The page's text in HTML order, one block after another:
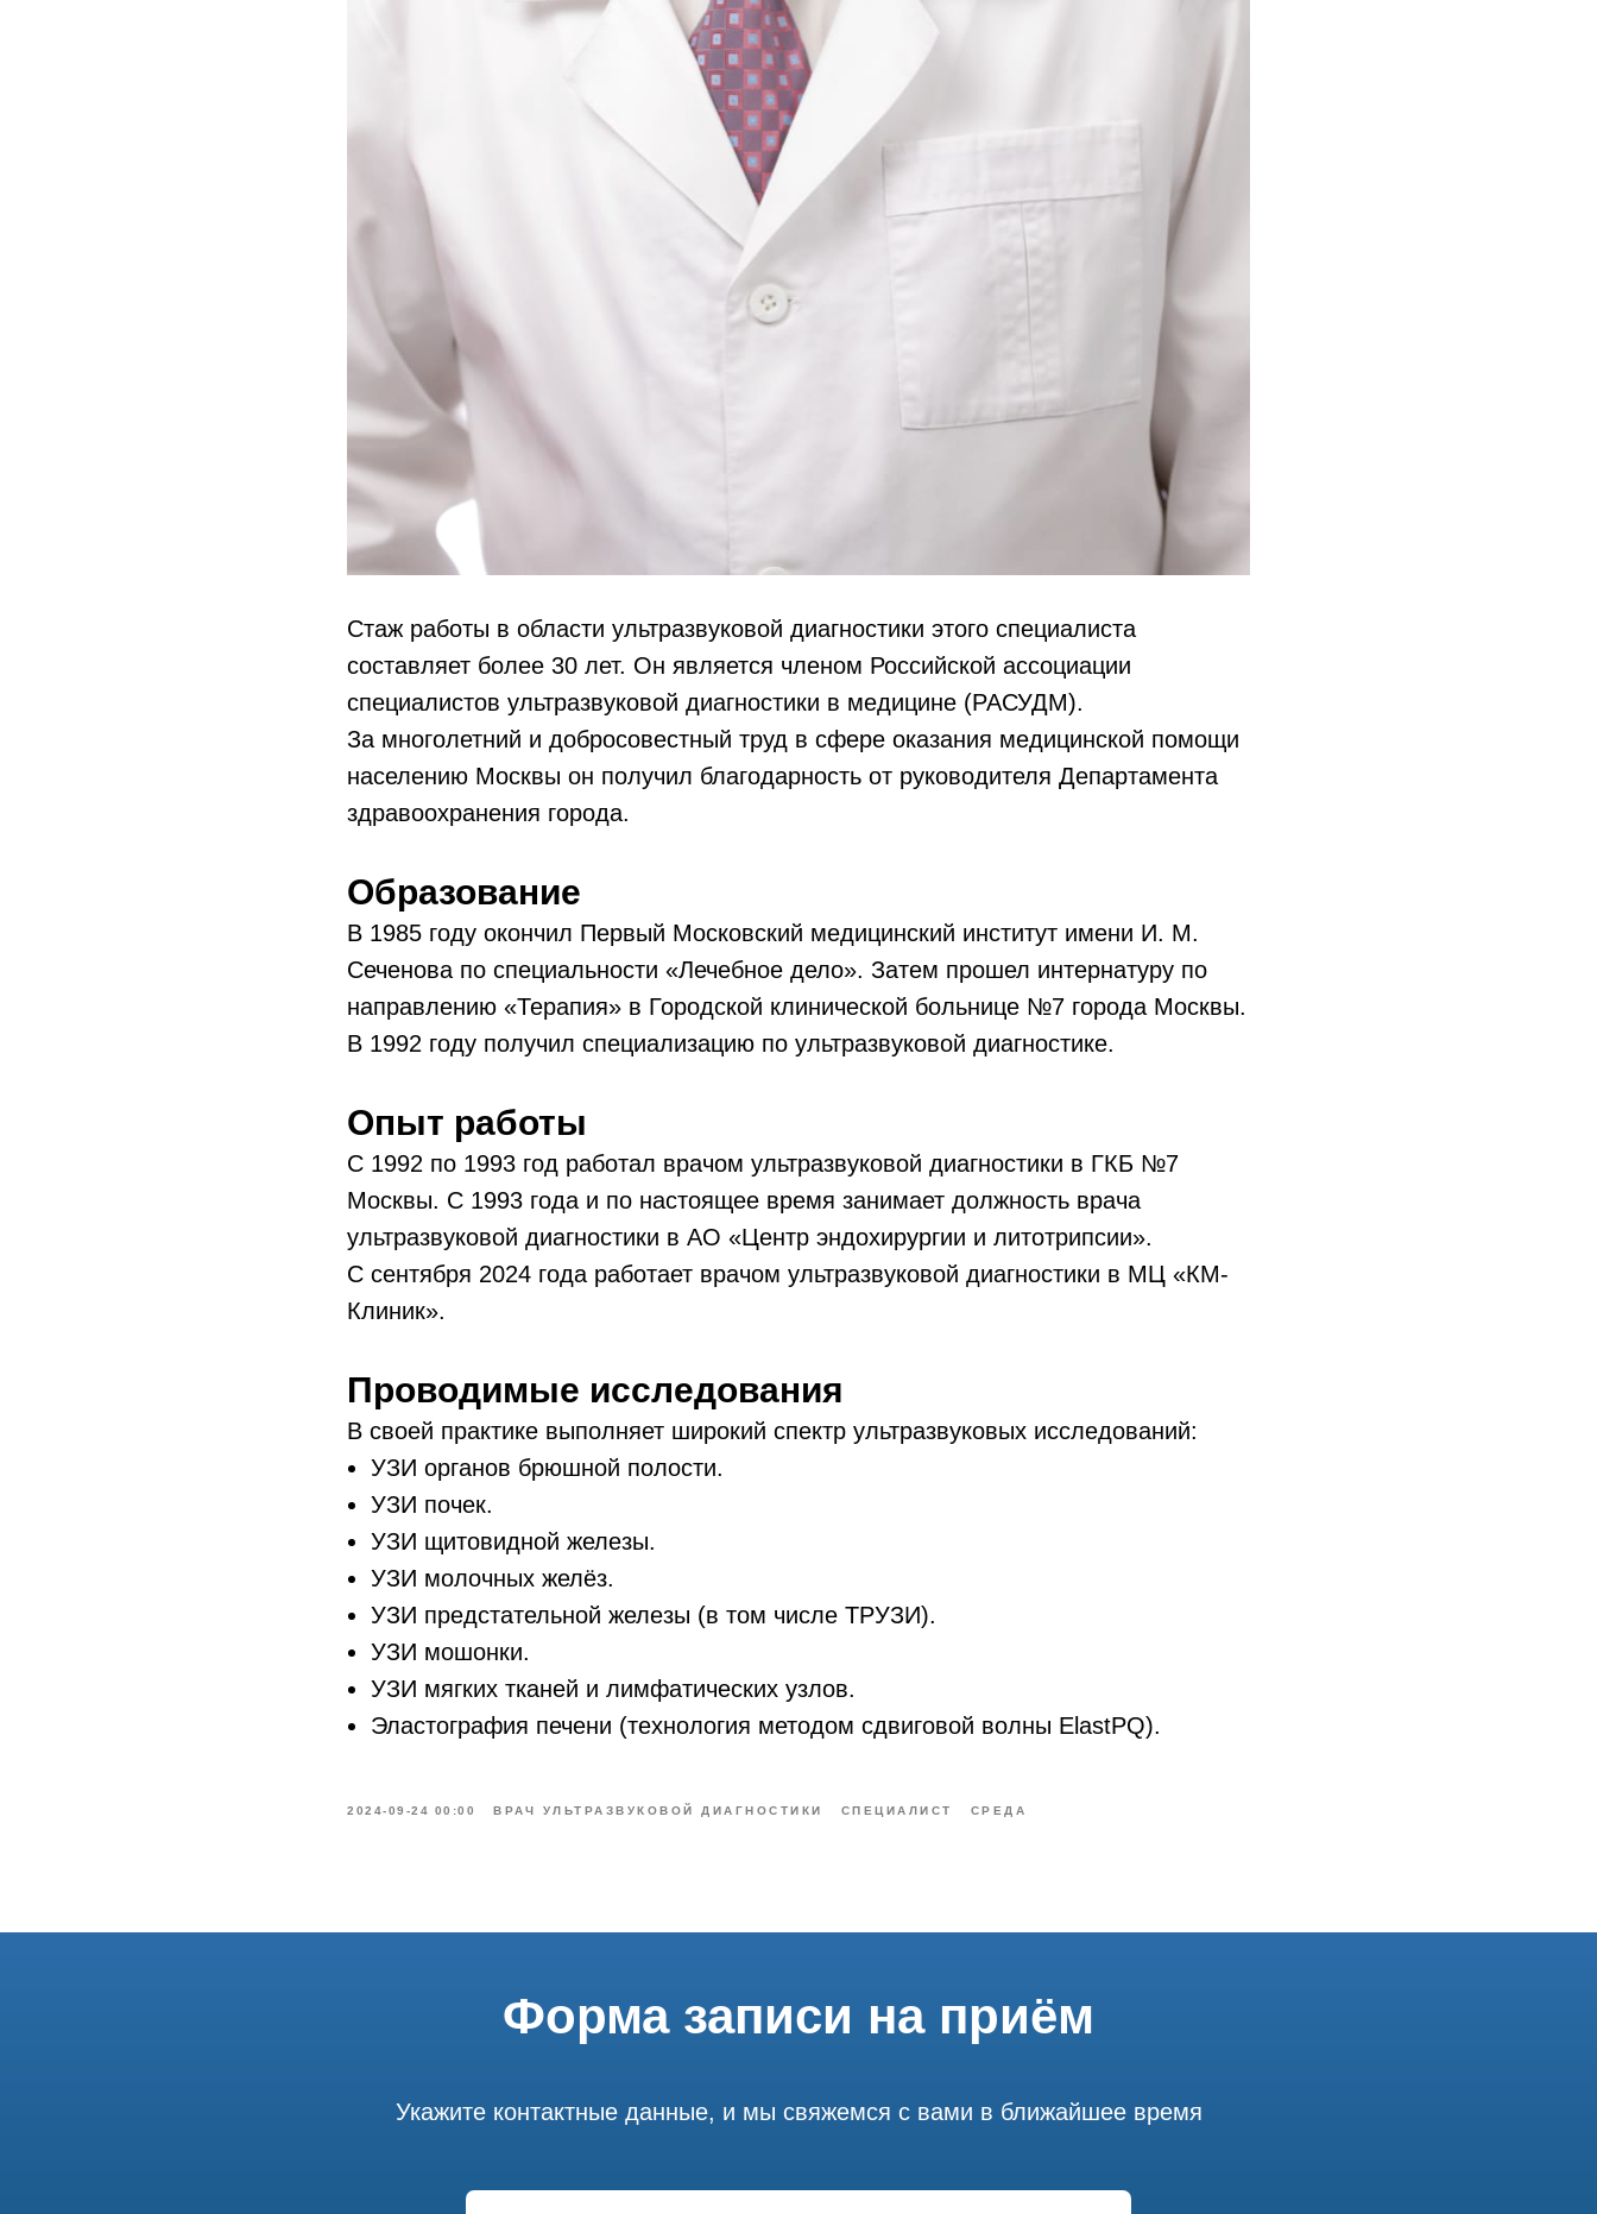
Стаж работы в области ультразвуковой диагностики этого специалиста
составляет более 30 лет. Он является членом Российской ассоциации
специалистов ультразвуковой диагностики в медицине (РАСУДМ).
За многолетний и добросовестный труд в сфере оказания медицинской помощи
населению Москвы он получил благодарность от руководителя Департамента
здравоохранения города.
Образование
В 1985 году окончил Первый Московский медицинский институт имени И. М.
Сеченова по специальности «Лечебное дело». Затем прошел интернатуру по
направлению «Терапия» в Городской клинической больнице №7 города Москвы.
В 1992 году получил специализацию по ультразвуковой диагностике.
Опыт работы
С 1992 по 1993 год работал врачом ультразвуковой диагностики в ГКБ №7
Москвы. С 1993 года и по настоящее время занимает должность врача
ультразвуковой диагностики в АО «Центр эндохирургии и литотрипсии».
С сентября 2024 года работает врачом ультразвуковой диагностики в МЦ «КМ-
Клиник».
Проводимые исследования
В своей практике выполняет широкий спектр ультразвуковых исследований:
УЗИ органов брюшной полости.
УЗИ почек.
УЗИ щитовидной железы.
УЗИ молочных желёз.
УЗИ предстательной железы (в том числе ТРУЗИ).
УЗИ мошонки.
УЗИ мягких тканей и лимфатических узлов.
Эластография печени (технология методом сдвиговой волны ElastPQ).
2024-09-24 00:00 ВРАЧ УЛЬТРАЗВУКОВОЙ ДИАГНОСТИКИ СПЕЦИАЛИСТ СРЕДА
Форма записи на приём
Укажите контактные данные, и мы свяжемся с вами в ближайшее время